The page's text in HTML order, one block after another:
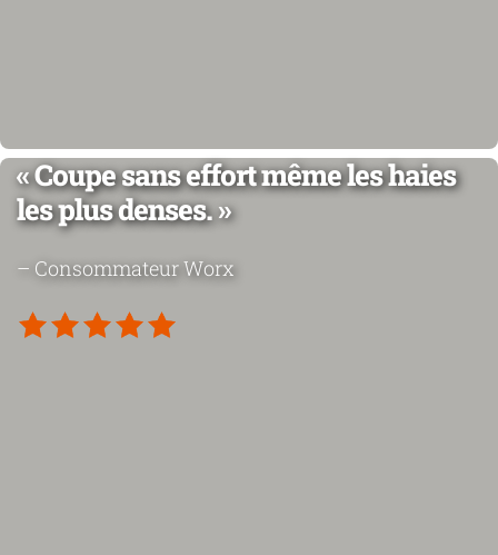
« Coupe sans effort même les haies
les plus denses. »
– Consommateur Worx